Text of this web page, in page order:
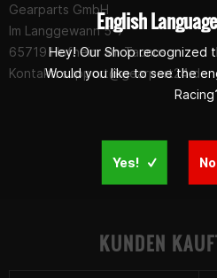
Gearparts GmbH
Im Langgewann 5-7
65719 Hofheim am Taunus
Kontakt:support@gearpart24.de
KUNDEN
English
Hey! Our Shop recognized
Would you like to see the
Yes!